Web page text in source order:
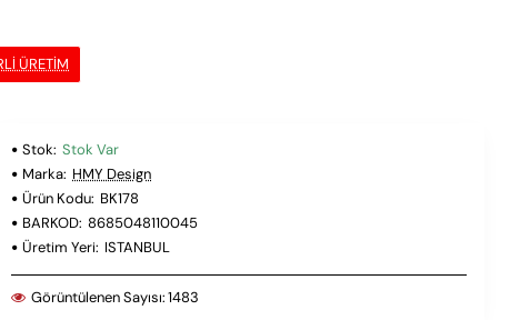
ÜRETIM
Stok: Stok Var
Marka: HMY Design
Ürün Kodu: BK178
BARKOD: 8685048110045
Üretim Yeri: ISTANBUL
Görüntülenen Sayısı:1483